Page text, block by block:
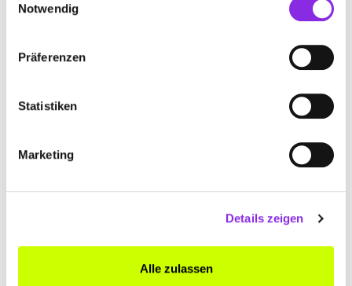
Notwendig
Präferenzen
Statistiken
Marketing
Details zeigen
Alle zulassen
Zehnerstr. 20